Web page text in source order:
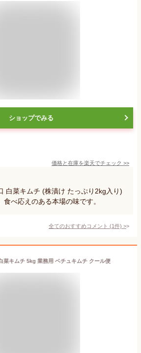
ショップでみる
価格と在庫を楽天でチェック >>
白菜キムチ (株漬け たっぷり2kg入り)
食べ応えのある本場の味です。
全てのおすすめコメント (1件) >
菜キムチ 5kg 業務用 ベチュキムチ クール便